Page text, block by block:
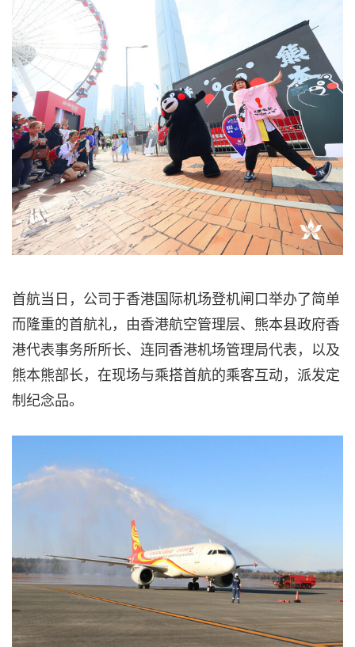
首航当日，公司于香港国际机场登机闸口举办了简单
而隆重的首航礼，由香港航空管理层、熊本县政府香
港代表事务所所长、连同香港机场管理局代表，以及
熊本熊部长，在现场与乘搭首航的乘客互动，派发定
制纪念品。